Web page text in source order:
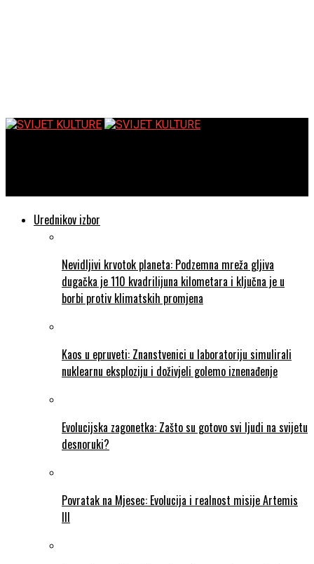
Urednikov izbor
Nevidljivi krvotok planeta: Podzemna mreža gljiva
dugačka je 110 kvadrilijuna kilometara i ključna je u
borbi protiv klimatskih promjena
Kaos u epruveti: Znanstvenici u laboratoriju simulirali
nuklearnu eksploziju i doživjeli golemo iznenađenje
Evolucijska zagonetka: Zašto su gotovo svi ljudi na svijetu
desnoruki?
Povratak na Mjesec: Evolucija i realnost misije Artemis
III